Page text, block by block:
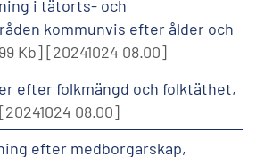
i tätorts- och
kommunvis efter ålder och
Kb][20241024 08.00]
efter folkmängd och folktäthet,
[20241024 08.00]
efter medborgarskap,